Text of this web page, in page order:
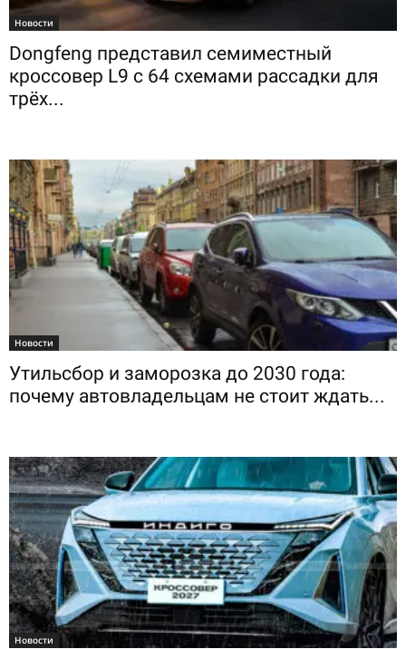
Новости
Dongfeng представил семиместный
кроссовер L9 с 64 схемами рассадки для
трёх...
Новости
Утильсбор и заморозка до 2030 года:
почему автовладельцам не стоит ждать...
Новости